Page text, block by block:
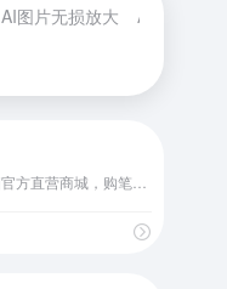
AI图片无损放大
AI图片背景